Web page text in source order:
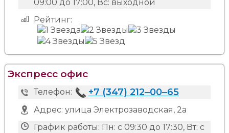
09:00 до 17:00, Вс: выходной
Рейтинг:
Экспресс офис
Телефон: +7 (347) 212‒00‒65
Адрес: улица Электрозаводская, 2а
График работы: Пн: с 09:30 до 17:30, Вт: с